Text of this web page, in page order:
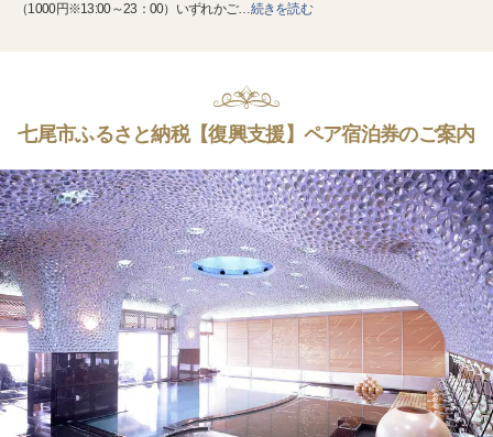
（1000円※13:00～23：00）いずれかご…続きを読む
七尾市ふるさと納税【復興支援】ペア宿泊券のご案内